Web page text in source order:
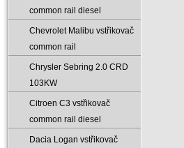
common rail diesel
Chevrolet Malibu vstřikovač
common rail
Chrysler Sebring 2.0 CRD
103KW
Citroen C3 vstřikovač
common rail diesel
Dacia Logan vstřikovač